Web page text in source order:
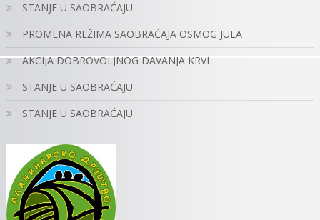
STANJE U SAOBRAĆAJU
PROMENA REŽIMA SAOBRAĆAJA OSMOG JULA
AKCIJA DOBROVOLJNOG DAVANJA KRVI
STANJE U SAOBRAĆAJU
STANJE U SAOBRAĆAJU